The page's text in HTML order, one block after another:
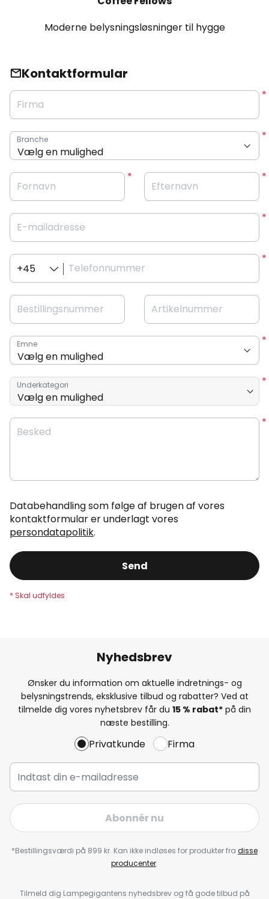
Moderne belysningsløsninger til hygge
Kontaktformular
Firma
Branche
Fornavn Efternavn
E-mailadresse
Telefonnummer
+45
Bestillingsnummer Artikelnummer
Emne
Underkategori
Besked
Databehandling som følge af brugen af vores
kontaktformular er underlagt vores
persondatapolitik.
Send
Nyhedsbrev
Ønsker du information om aktuelle indretnings- og
belysningstrends, eksklusive tilbud og rabatter? Ved at
tilmelde dig vores nyhetsbrev får du 15 % rabat* på din
næste bestilling.
Privatkunde Firma
Abonnér nu
*Bestillingsværdi på 899 kr. Kan ikke indløses for produkter fra disse
producenter.
Tilmeld dig Lampegigantens nyhedsbrev og få gode tilbud på